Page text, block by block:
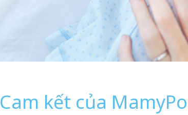
Cam kết của